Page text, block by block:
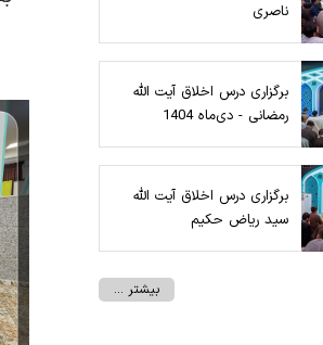
ناصری
برگزاری درس اخلاق آیت الله
رمضانی - دی‌ماه 1404
برگزاری درس اخلاق آیت الله
سید ریاض حکیم
بیشتر ...